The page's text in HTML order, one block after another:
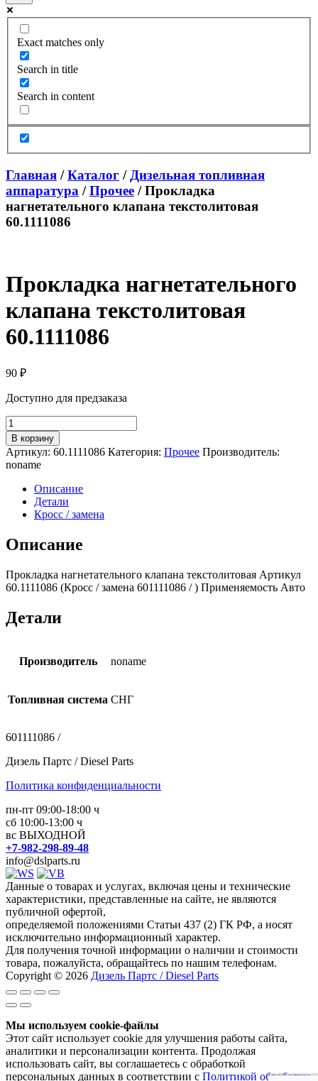
Exact matches only
Search in title
Search in content
Главная /Каталог / Дизельная топливная
аппаратура /Прочее / Прокладка
нагнетательного клапана текстолитовая
60.1111086
Прокладка нагнетательного
клапана текстолитовая
60.1111086
90 ₽
Доступно для предзаказа
Количество
товара
Прокладка
нагнетательного
клапана
текстолитовая
60.1111086
В корзину
Артикул: 60.1111086 Категория: Прочее Производитель:
noname
Описание
Детали
Кросс / замена
Описание
Прокладка нагнетательного клапана текстолитовая Артикул
60.1111086 (Кросс / замена 601111086 / ) Применяемость Авто
Детали
Производитель noname
Топливная система СНГ
601111086 /
Дизель Партс / Diesel Parts
Политика конфиденциальности
пн-пт 09:00-18:00 ч
сб 10:00-13:00 ч
вс ВЫХОДНОЙ
+7-982-298-89-48
info@dslparts.ru
Данные о товарах и услугах, включая цены и технические
характеристики, представленные на сайте, не являются
публичной офертой,
определяемой положениями Статьи 437 (2) ГК РФ, а носят
исключительно информационный характер.
Для получения точной информации о наличии и стоимости
товара, пожалуйста, обращайтесь по нашим телефонам.
Copyright © 2026 Дизель Партс / Diesel Parts
Мы используем cookie-файлы
Этот сайт использует cookie для улучшения работы сайта,
аналитики и персонализации контента. Продолжая
использовать сайт, вы соглашаетесь с обработкой
персональных данных в соответствии с Политикой обработки